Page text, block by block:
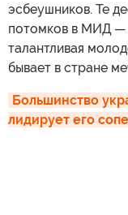
эсбеушников. Те
потомков в МИД —
талантливая
бывает в стране
Большинство
лидирует его